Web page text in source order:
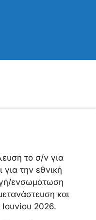
το σ/ν για
την εθνική
ενσωμάτωση
και
2026.